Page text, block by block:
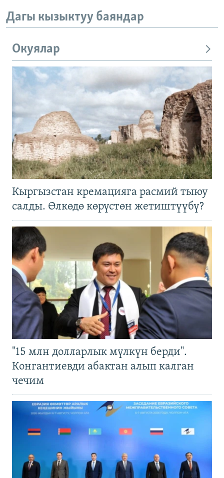
Дагы кызыктуу баяндар
Окуялар
Кыргызстан кремацияга расмий тыюу
салды. Өлкөдө көрүстөн жетиштүүбү?
"15 млн долларлык мүлкүн берди".
Конгантиевди абактан алып калган
чечим